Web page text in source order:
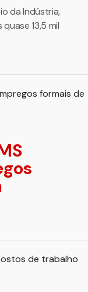
da Indústria,
13,5 mil